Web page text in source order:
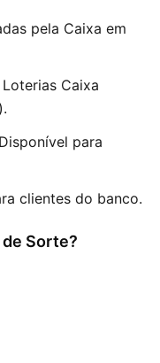
pela Caixa em
Caixa
).
para
clientes do banco.
Sorte?